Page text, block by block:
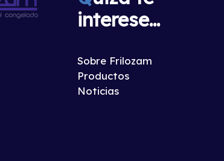
interese...
Sobre Frilozam
Productos
Noticias